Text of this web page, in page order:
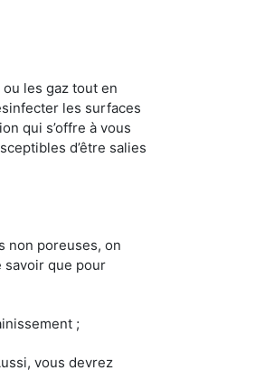
les gaz tout en
les surfaces
qui s’offre à vous
d’être salies
non poreuses, on
savoir que pour
;
vous devrez